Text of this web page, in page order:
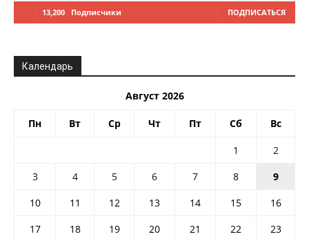
13,200 Подписчики ПОДПИСАТЬСЯ
Календарь
Август 2026
Пн Вт Ср Чт Пт Сб Вс
1
2
3
4 5 6 7 8
9
10
11 12 13 14 15
16
17
18 19 20 21 22 23